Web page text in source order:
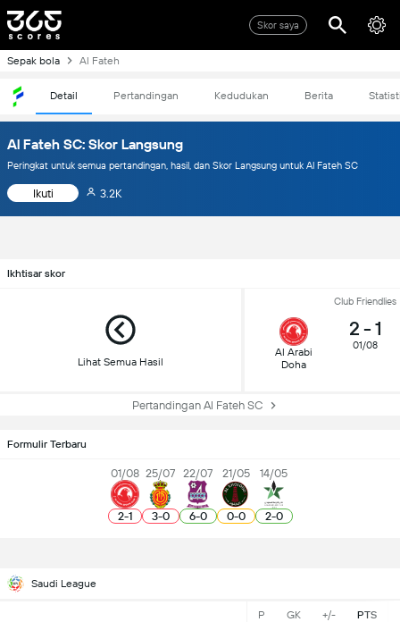
Skor saya
Sepak bola Al Fateh
Detail Pertandingan Kedudukan Berita
Al Fateh SC: Skor Langsung
Peringkat untuk semua pertandingan, hasil, dan Skor Langsung untuk Al Fateh SC
Ikuti 3.2K
Ikhtisar skor
Lihat Semua Hasil
Club Friendlies
Al Arabi
Doha
2 - 1
01/08
Pertandingan Al Fateh SC
Formulir Terbaru
01/08
2-1
25/07
3-0
22/07
6-0
21/05
0-0
14/05
2-0
Saudi League
P GK +/- PTS